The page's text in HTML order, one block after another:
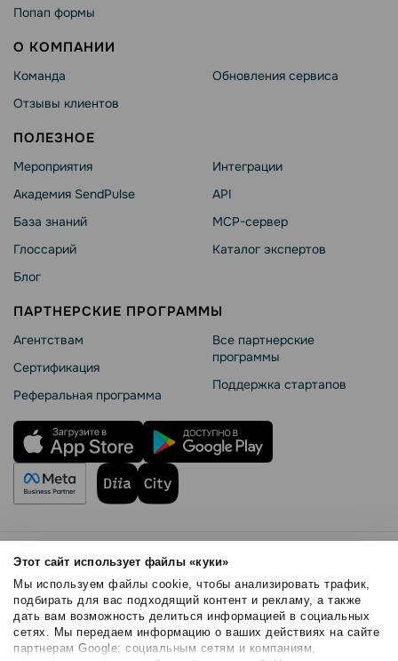
Этот сайт использует файлы «куки»
Мы используем файлы cookie, чтобы анализировать трафик,
подбирать для вас подходящий контент и рекламу, а также
дать вам возможность делиться информацией в социальных
сетях. Мы передаем информацию о ваших действиях на сайте
партнерам Google: социальным сетям и компаниям,
Попап формы
О КОМПАНИИ
Команда
Отзывы клиентов
Обновления сервиса
ПОЛЕЗНОЕ
Мероприятия
Академия SendPulse
База знаний
Глоссарий
Блог
Интеграции
API
MCP-сервер
Каталог экспертов
ПАРТНЕРСКИЕ ПРОГРАММЫ
Агентствам
Сертификация
Реферальная программа
Все партнерские
программы
Поддержка стартапов
Правила использования
Безопасность SendPulse
Политика конфиденциальности
Политика Cookies
© 2015 - 2026. ООО «СендПульс». Все права защищены.